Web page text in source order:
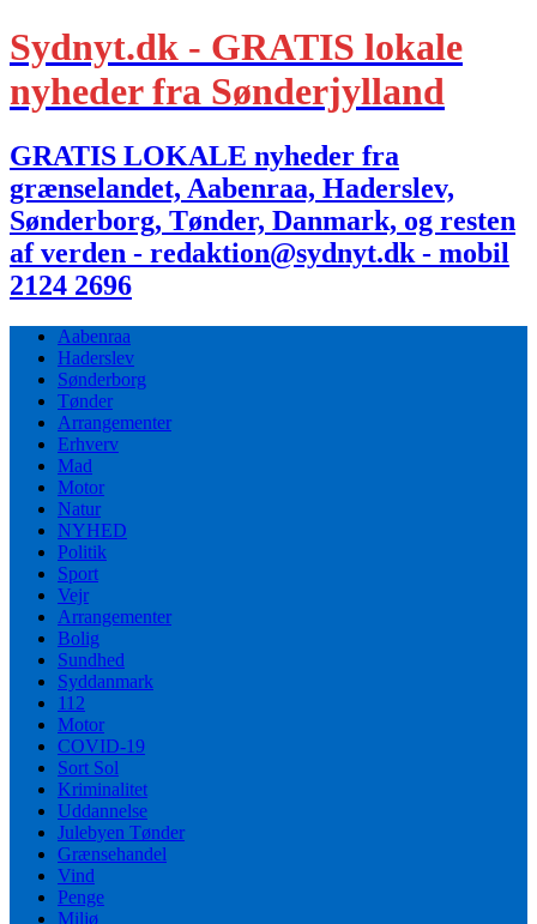
Sydnyt.dk - GRATIS lokale
nyheder fra Sønderjylland
GRATIS LOKALE nyheder fra
grænselandet, Aabenraa, Haderslev,
Sønderborg, Tønder, Danmark, og resten
af verden - redaktion@sydnyt.dk - mobil
2124 2696
Aabenraa
Haderslev
Sønderborg
Tønder
Arrangementer
Erhverv
Mad
Motor
Natur
NYHED
Politik
Sport
Vejr
Arrangementer
Bolig
Sundhed
Syddanmark
112
Motor
COVID-19
Sort Sol
Kriminalitet
Uddannelse
Julebyen Tønder
Grænsehandel
Vind
Penge
Miljø